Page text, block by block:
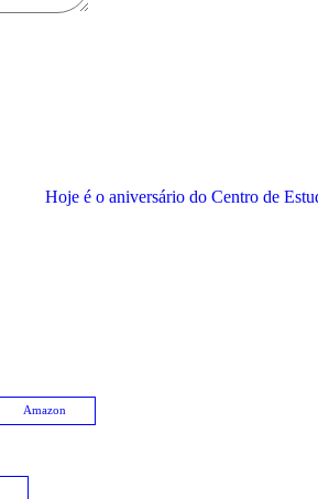
Hoje é o aniversário do Centro de
Amazon